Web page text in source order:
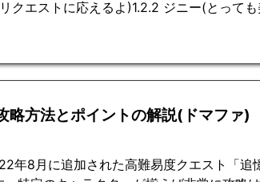
クエストに応えるよ)1.2.2 ジニー(とって
略方法とポイントの解説(ドマファ)
年8月に追加された高難易度クエスト「追